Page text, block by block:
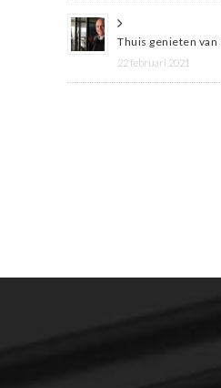
Thuis genieten
22 februari 2021